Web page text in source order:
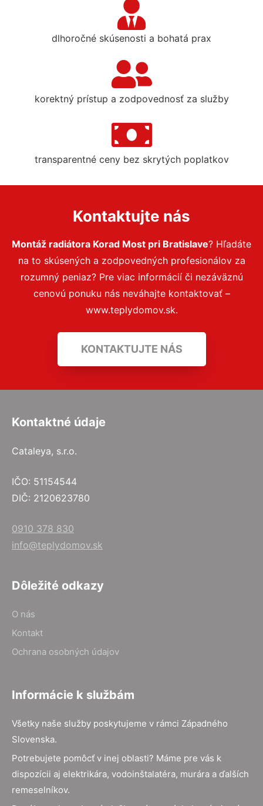
dlhoročné skúsenosti a bohatá prax
korektný prístup a zodpovednosť za služby
transparentné ceny bez skrytých poplatkov
Kontaktujte nás
Montáž radiátora Korad Most pri Bratislave? Hľadáte
na to skúsených a zodpovedných profesionálov za
rozumný peniaz? Pre viac informácií či nezáväznú
cenovú ponuku nás neváhajte kontaktovať –
www.teplydomov.sk.
KONTAKTUJTE NÁS
Kontaktné údaje
Cataleya, s.r.o.
IČO: 51154544
DIČ: 2120623780
0910 378 830
info@teplydomov.sk
Dôležité odkazy
O nás
Kontakt
Ochrana osobných údajov
Informácie k službám
Všetky naše služby poskytujeme v rámci Západného
Slovenska.
Potrebujete pomôcť v inej oblasti? Máme pre vás k
dispozícii aj elektrikára, vodoinštalatéra, murára a ďalších
remeselníkov.